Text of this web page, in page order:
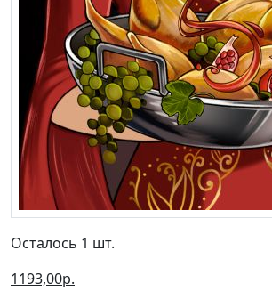
Осталось 1 шт.
1193,00р.